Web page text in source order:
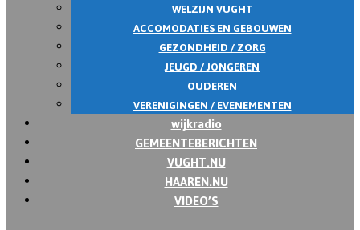
WELZIJN VUGHT
ACCOMODATIES EN GEBOUWEN
GEZONDHEID / ZORG
JEUGD / JONGEREN
OUDEREN
VERENIGINGEN / EVENEMENTEN
wijkradio
GEMEENTEBERICHTEN
VUGHT.NU
HAAREN.NU
VIDEO’S